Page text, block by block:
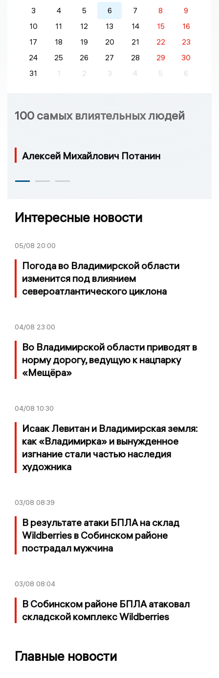
3 4 5 6 7 8
9
10
11 12 13 14 15
16
17
18 19 20 21 22
23
24
25 26 27 28 29
30
31
1 2 3 4 5 6
100 самых влиятельных людей
Алексей Михайлович Потанин
Интересные новости
05/08 20:00
Погода во Владимирской области
изменится под влиянием
североатлантического циклона
04/08 23:00
Во Владимирской области приводят в
норму дорогу, ведущую к нацпарку
«Мещёра»
04/08 10:30
Исаак Левитан и Владимирская земля:
как «Владимирка» и вынужденное
изгнание стали частью наследия
художника
03/08 08:39
В результате атаки БПЛА на склад
Wildberries в Собинском районе
пострадал мужчина
03/08 08:04
В Собинском районе БПЛА атаковал
складской комплекс Wildberries
Главные новости